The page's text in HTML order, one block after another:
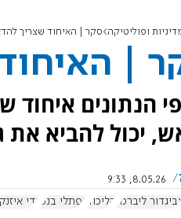
ופוליטיקה סקר | האיחוד שצריך
|
הנתונים איחוד
יכול להביא את גוש
8.05.26, 9:33
אביגדור ליברמן הליכוד נפתלי בנט גדי